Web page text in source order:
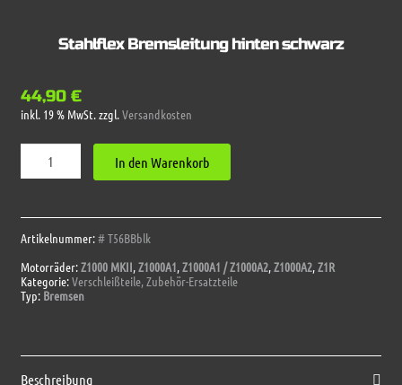
Stahlflex Bremsleitung hinten schwarz
44,90 €
inkl. 19 % MwSt.zzgl.Versandkosten
Bremsleitung
Menge
In den Warenkorb
Artikelnummer:# T56BBblk
Motorräder:Z1000 MKII,Z1000A1,Z1000A1 / Z1000A2,Z1000A2,Z1R
Kategorie:Verschleißteile, Zubehör-Ersatzteile
Typ: Bremsen
Beschreibung